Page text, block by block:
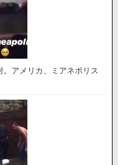
。アメリカ、ミアネポリス